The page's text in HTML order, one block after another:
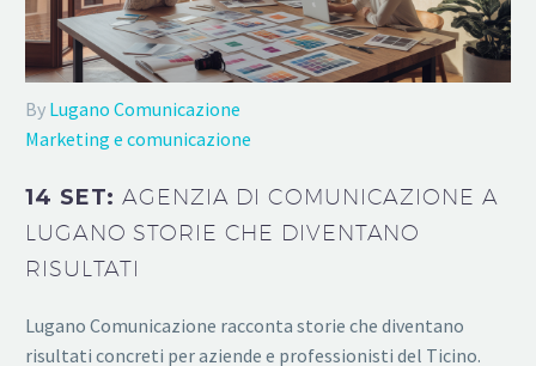
By Lugano Comunicazione
Marketing e comunicazione
14 SET:AGENZIA DI COMUNICAZIONE A
LUGANO STORIE CHE DIVENTANO
RISULTATI
Lugano Comunicazione racconta storie che diventano
risultati concreti per aziende e professionisti del Ticino.